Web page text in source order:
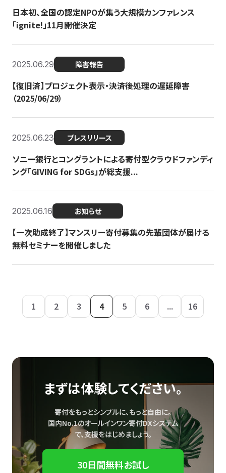
日本初、全国の認定NPOが集う大規模カンファレンス
「ignite!」11月開催決定
2025.06.29 障害報告
【復旧済】プロジェクト表示・決済後処理の遅延障害
（2025/06/29）
2025.06.23 プレスリリース
ソニー銀行とコングラントによる寄付型クラウドファンディ
ング「GIVING for SDGs」が総支援...
2025.06.16 お知らせ
【一次助成終了】マンスリー寄付募集の先輩団体が届ける
無料セミナーを開催しました
1 2 3 4 5 6 ... 16
まずは体験してください。
寄付をもっとシンプルに、もっと自由に。
国内No.1のオールインワン寄付DXシステム
で、支援をはじめましょう。
30日間無料お試し